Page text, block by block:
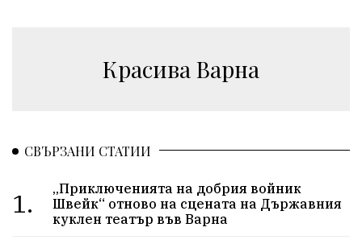
Красива Варна
СВЪРЗАНИ СТАТИИ
1.
„Приключенията на добрия войник
Швейк“ отново на сцената на Държавния
куклен театър във Варна